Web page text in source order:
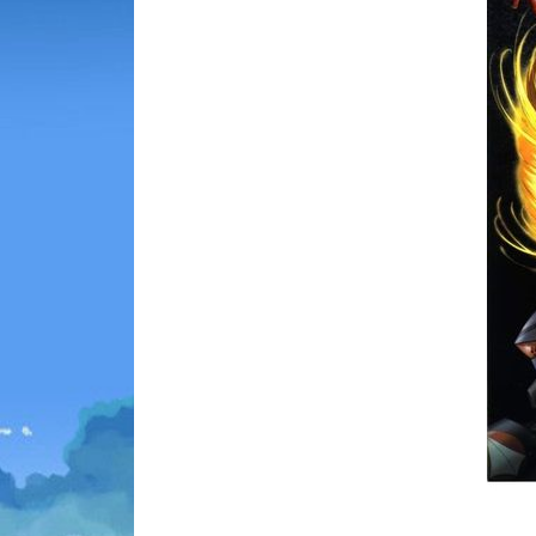
(256)
(13)
Tous